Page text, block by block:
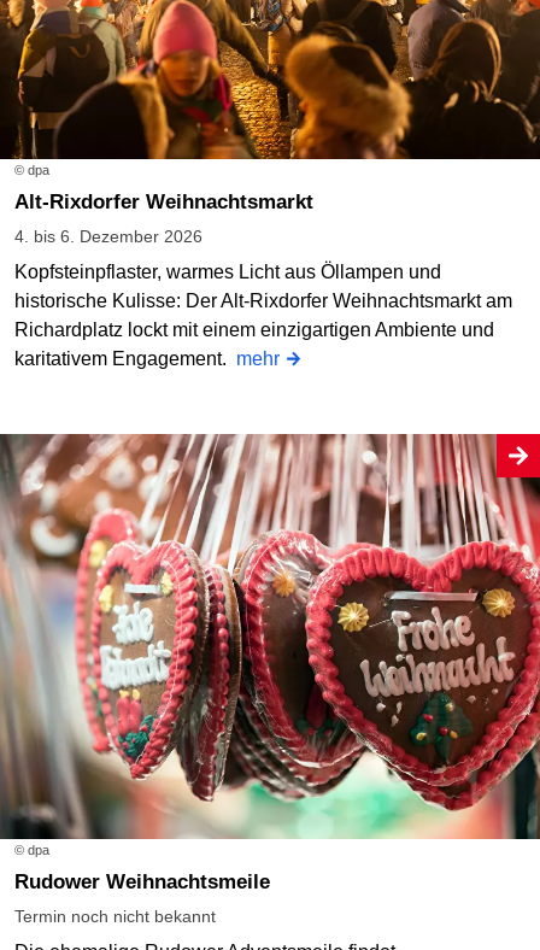
© dpa
Alt-Rixdorfer Weihnachtsmarkt
4. bis 6. Dezember 2026
Kopfsteinpflaster, warmes Licht aus Öllampen und
historische Kulisse: Der Alt-Rixdorfer Weihnachtsmarkt am
Richardplatz lockt mit einem einzigartigen Ambiente und
karitativem Engagement. mehr
© dpa
Rudower Weihnachtsmeile
Termin noch nicht bekannt